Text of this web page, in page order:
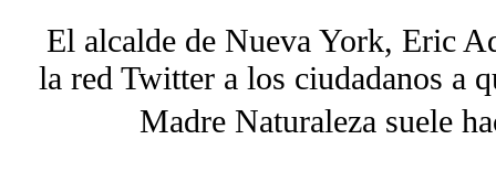
El alcalde de Nueva York, Eric
la red Twitter a los ciudadanos a
Madre Naturaleza suele